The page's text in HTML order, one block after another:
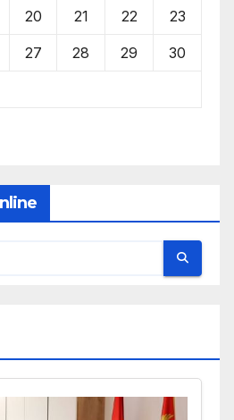
20 21 22 23
27 28 29 30